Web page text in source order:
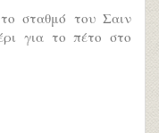
σταθμό του Σαιν
για το πέτο στο